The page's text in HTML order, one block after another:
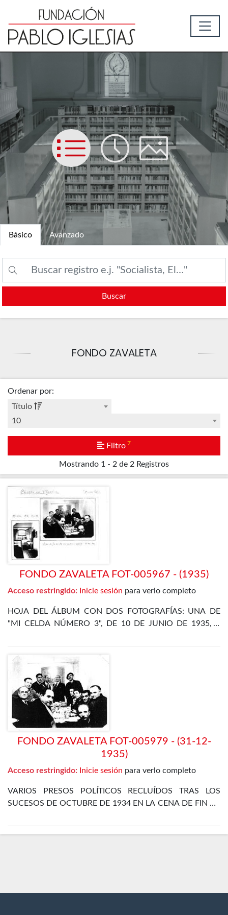
List Time Picture
Básico Avanzado
Buscar
FONDO ZAVALETA
Mostrando 1 - 2 de 2 Registros
Ordenar por:
Título
10
Filtro 7
FONDO ZAVALETA FOT-005967 - (1935)
Acceso restringido: Inicie sesión para verlo completo
HOJA DEL ÁLBUM CON DOS FOTOGRAFÍAS: UNA DE
"MI CELDA NÚMERO 3", DE 10 DE JUNIO DE 1935, Y
DEPARTAMENTO ESPECIAL, DE 31 DE DICIEMBRE DE
1935
FONDO ZAVALETA FOT-005979 - (31-12-
1935)
Acceso restringido: Inicie sesión para verlo completo
VARIOS PRESOS POLÍTICOS RECLUÍDOS TRAS LOS
SUCESOS DE OCTUBRE DE 1934 EN LA CENA DE FIN DE
DE MADRID